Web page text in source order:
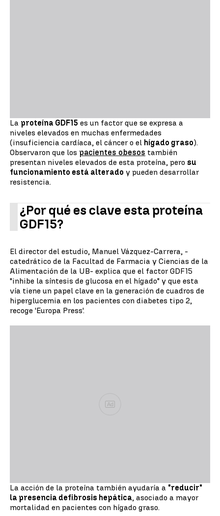
La proteína GDF15 es un factor que se expresa a
niveles elevados en muchas enfermedades
(insuficiencia cardíaca, el cáncer o el hígado graso).
Observaron que los pacientes obesos también
presentan niveles elevados de esta proteína, pero su
funcionamiento está alterado y pueden desarrollar
resistencia.
¿Por qué es clave esta proteína
GDF15?
El director del estudio, Manuel Vázquez-Carrera, -
catedrático de la Facultad de Farmacia y Ciencias de la
Alimentación de la UB- explica que el factor GDF15
"inhibe la síntesis de glucosa en el hígado" y que esta
vía tiene un papel clave en la generación de cuadros de
hiperglucemia en los pacientes con diabetes tipo 2,
recoge 'Europa Press'.
Ad
La acción de la proteína también ayudaría a "reducir"
la presencia defibrosis hepática, asociado a mayor
mortalidad en pacientes con hígado graso.